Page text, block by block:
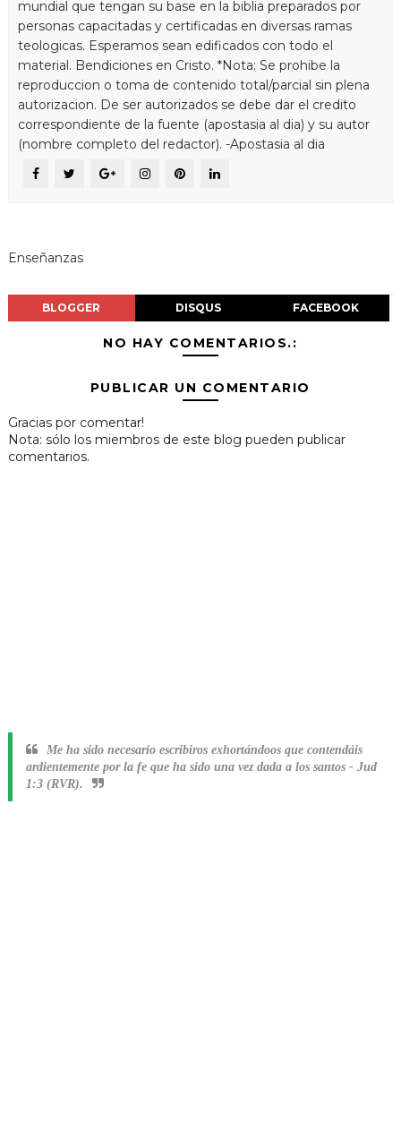
mundial que tengan su base en la biblia preparados por
personas capacitadas y certificadas en diversas ramas
teologicas. Esperamos sean edificados con todo el
material. Bendiciones en Cristo. *Nota: Se prohibe la
reproduccion o toma de contenido total/parcial sin plena
autorizacion. De ser autorizados se debe dar el credito
correspondiente de la fuente (apostasia al dia) y su autor
(nombre completo del redactor). -Apostasia al dia
Enseñanzas
BLOGGER DISQUS FACEBOOK
NO HAY COMENTARIOS.:
PUBLICAR UN COMENTARIO
Gracias por comentar!
Nota: sólo los miembros de este blog pueden publicar
comentarios.
Me ha sido necesario escribiros exhortándoos que contendáis
ardientemente por la fe que ha sido una vez dada a los santos - Jud
1:3 (RVR).